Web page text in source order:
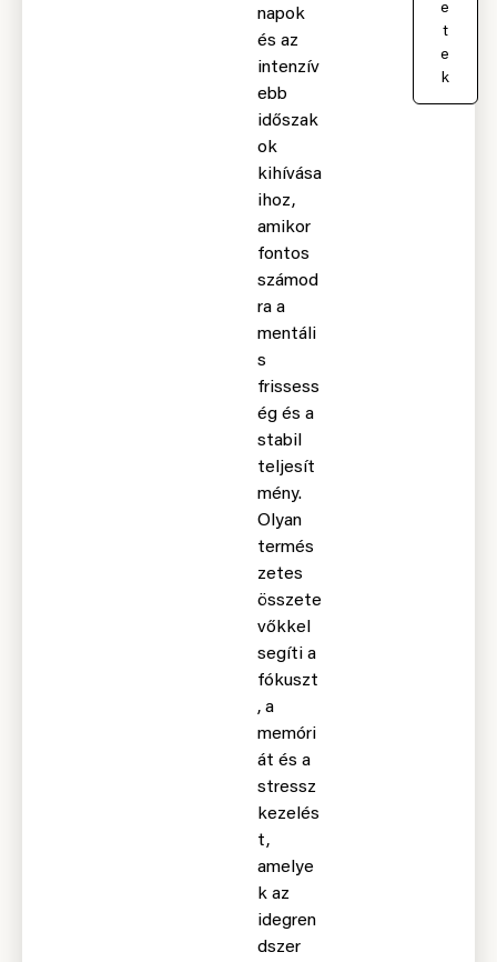
napok
és az
intenzív
ebb
időszak
ok
kihívása
ihoz,
amikor
fontos
számod
ra a
mentáli
s
frissess
ég és a
stabil
teljesít
mény.
Olyan
termés
zetes
összete
vőkkel
segíti a
fókuszt
, a
memóri
át és a
stressz
kezelés
t,
amelye
k az
idegren
dszer
e
t
e
k